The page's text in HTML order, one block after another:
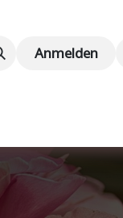
Kontaktieren Sie uns
Anmelden